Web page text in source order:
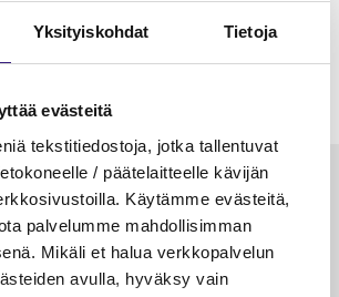
Yksityiskohdat Tietoja
evästeitä
tekstitiedostoja, jotka tallentuvat
/ päätelaitteelle kävijän
Käytämme evästeitä,
palvelumme mahdollisimman
Mikäli et halua verkkopalvelun
avulla, hyväksy vain
arvon­lisä­